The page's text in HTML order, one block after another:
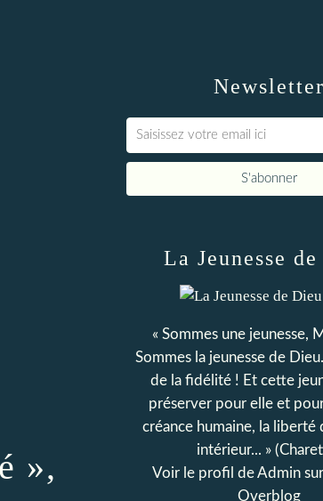
»,
Newsletter
La Jeunesse
« Sommes une jeunesse,
Sommes la jeunesse de
de la fidélité ! Et cette
préserver pour elle et
créance humaine, la liberté
intérieur... »
Voir le profil deAdmin
Overblog